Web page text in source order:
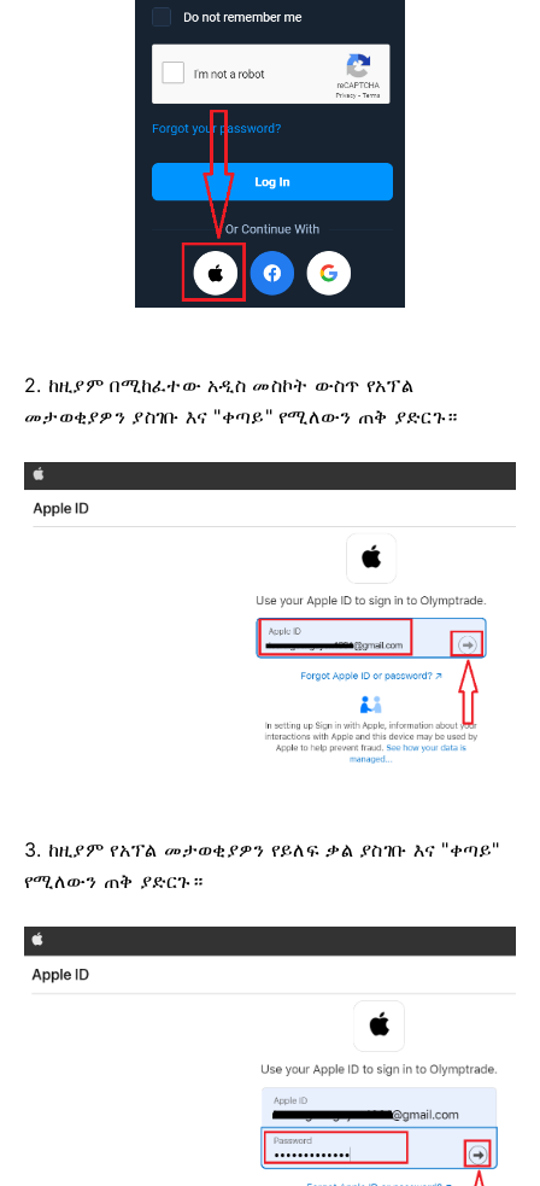
2. ከዚያም በሚከፈተው አዲስ መስኮት ውስጥ የአፕል
መታወቂያዎን ያስገቡ እና "ቀጣይ" የሚለውን ጠቅ ያድርጉ።
3. ከዚያም የአፕል መታወቂያዎን የይለፍ ቃል ያስገቡ እና "ቀጣይ"
የሚለውን ጠቅ ያድርጉ።